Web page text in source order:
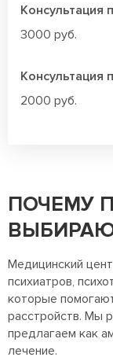
Консультация
3000 руб.
Консультация
2000 руб.
ПОЧЕМУ
Медицинский
психиатров,
которые
расстройств. Мы
предлагаем как
лечение.